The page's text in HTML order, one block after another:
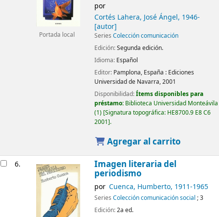
Portada local
por
Cortés Lahera, José Ángel, 1946-
[autor]
Series Colección comunicación
Edición:Segunda edición.
Idioma: Español
Editor: Pamplona, España : Ediciones
Universidad de Navarra,2001
Disponibilidad:Ítems disponibles para
préstamo: Biblioteca Universidad Monteávila
(1) Signatura topográfica: HE8700.9 E8 C6
2001 .
Agregar al carrito
6. Imagen literaria del
periodismo
por Cuenca, Humberto, 1911-1965
Series Colección comunicación social ; 3
Edición:2a ed.